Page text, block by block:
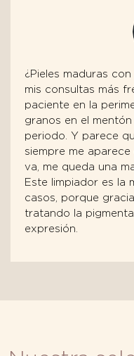
¿Pieles maduras
mis consultas más
paciente en la
granos en el
periodo. Y parece
siempre me
va, me queda una
Este limpiador es la
casos, porque
tratando la
expresión.